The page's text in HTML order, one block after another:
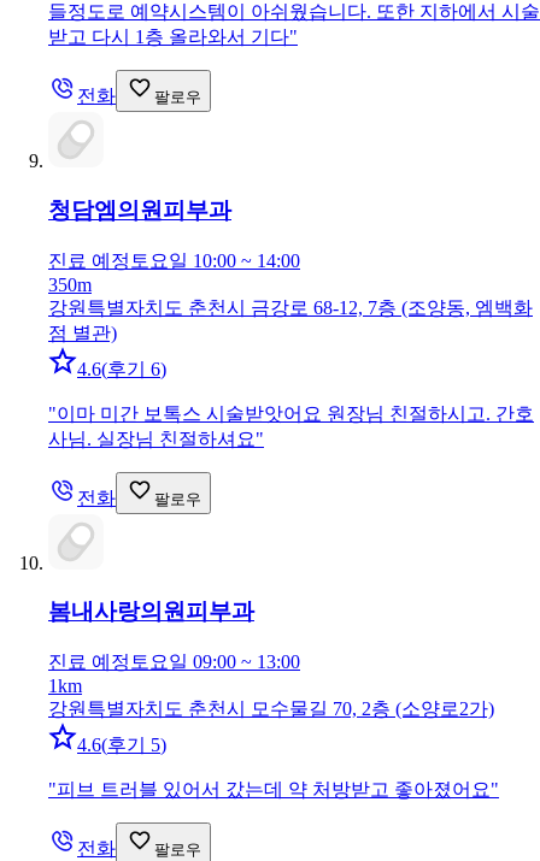
들정도로 예약시스템이 아쉬웠습니다. 또한 지하에서 시술
받고 다시 1층 올라와서 기다"
전화 팔로우
청담엠의원 피부과
진료 예정 토요일 10:00 ~ 14:00
350m
강원특별자치도 춘천시 금강로 68-12, 7층 (조양동, 엠백화
점 별관)
4.6(후기 6)
"이마 미간 보톡스 시술받앗어요 원장님 친절하시고. 간호
사님. 실장님 친절하셔요"
전화 팔로우
봄내사랑의원피부과
진료 예정 토요일 09:00 ~ 13:00
1km
강원특별자치도 춘천시 모수물길 70, 2층 (소양로2가)
4.6(후기 5)
"피브 트러블 있어서 갔는데 약 처방받고 좋아졌어요"
전화 팔로우